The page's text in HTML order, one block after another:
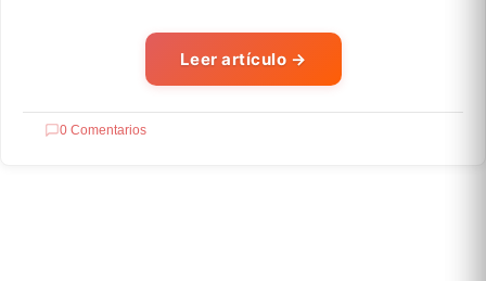
Leer artículo →
0 Comentarios